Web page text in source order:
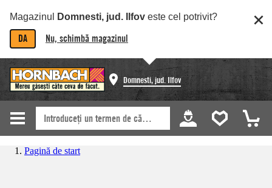
Magazinul Domnesti, jud. Ilfov este cel potrivit?
DA Nu, schimbă magazinul
Domnesti, jud. Ilfov
Pagină de start